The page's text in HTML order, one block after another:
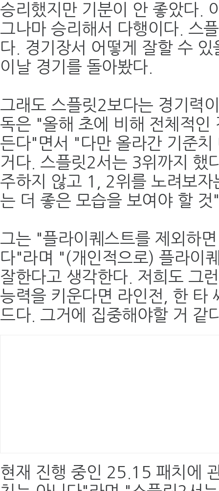
승리했지만 기분이 안 좋았다.
그나마 승리해서 다행이다. 스
다. 경기장서 어떻게 잘할 수
이날 경기를 돌아봤다.
그래도 스플릿2보다는 경기력
독은 "올해 초에 비해 전체적인
든다"면서 "다만 올라간 기준
거다. 스플릿2서는 3위까지 했
주하지 않고 1, 2위를 노려보자
는 더 좋은 모습을 보여야 할
그는 "플라이퀘스트를 제외하
다"라며 "(개인적으로) 플라이
잘한다고 생각한다. 저희도 그
능력을 키운다면 라인전, 한 타
드다. 그거에 집중해야할 거 같
현재 진행 중인 25.15 패치에